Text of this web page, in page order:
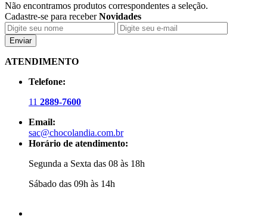
Não encontramos produtos correspondentes a seleção.
Cadastre-se para receberNovidades
Enviar
ATENDIMENTO
Telefone:
11 2889-7600
Email:
sac@chocolandia.com.br
Horário de atendimento:
Segunda a Sexta das 08 às 18h
Sábado das 09h às 14h